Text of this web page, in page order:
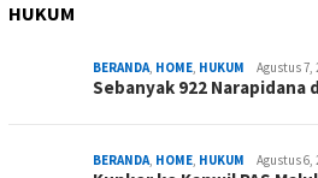
HUKUM
BERANDA, HOME, HUKUM Agustus 7,
Sebanyak 922 Narapidana
BERANDA, HOME, HUKUM Agustus 6,